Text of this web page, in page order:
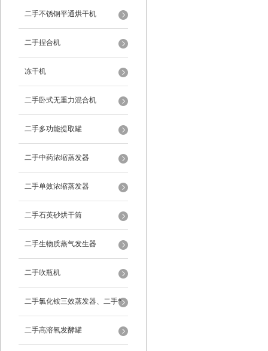
二手不锈钢平通烘干机
二手捏合机
冻干机
二手卧式无重力混合机
二手多功能提取罐
二手中药浓缩蒸发器
二手单效浓缩蒸发器
二手石英砂烘干筒
二手生物质蒸气发生器
二手吹瓶机
二手氯化铵三效蒸发器、二手*
蒸发器
二手高溶氧发酵罐